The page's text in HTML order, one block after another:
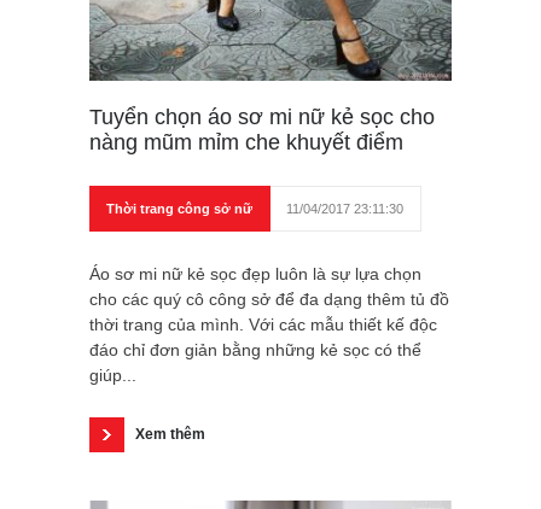
Tuyển chọn áo sơ mi nữ kẻ sọc cho
nàng mũm mỉm che khuyết điểm
Thời trang công sở nữ 11/04/2017 23:11:30
Áo sơ mi nữ kẻ sọc đẹp luôn là sự lựa chọn
cho các quý cô công sở để đa dạng thêm tủ đồ
thời trang của mình. Với các mẫu thiết kế độc
đáo chỉ đơn giản bằng những kẻ sọc có thể
giúp...
Xem thêm